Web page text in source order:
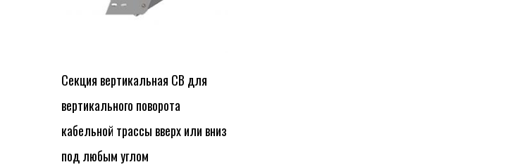
Секция вертикальная СВ для
вертикального поворота
кабельной трассы вверх или вниз
под любым углом